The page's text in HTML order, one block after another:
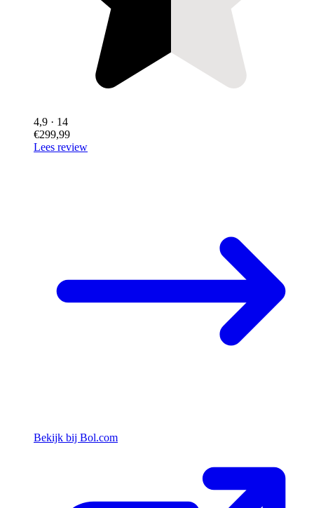
4,9 · 14
€299,99
Lees review
Bekijk bij Bol.com